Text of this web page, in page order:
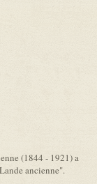
(1844 - 1921) a
ancienne".